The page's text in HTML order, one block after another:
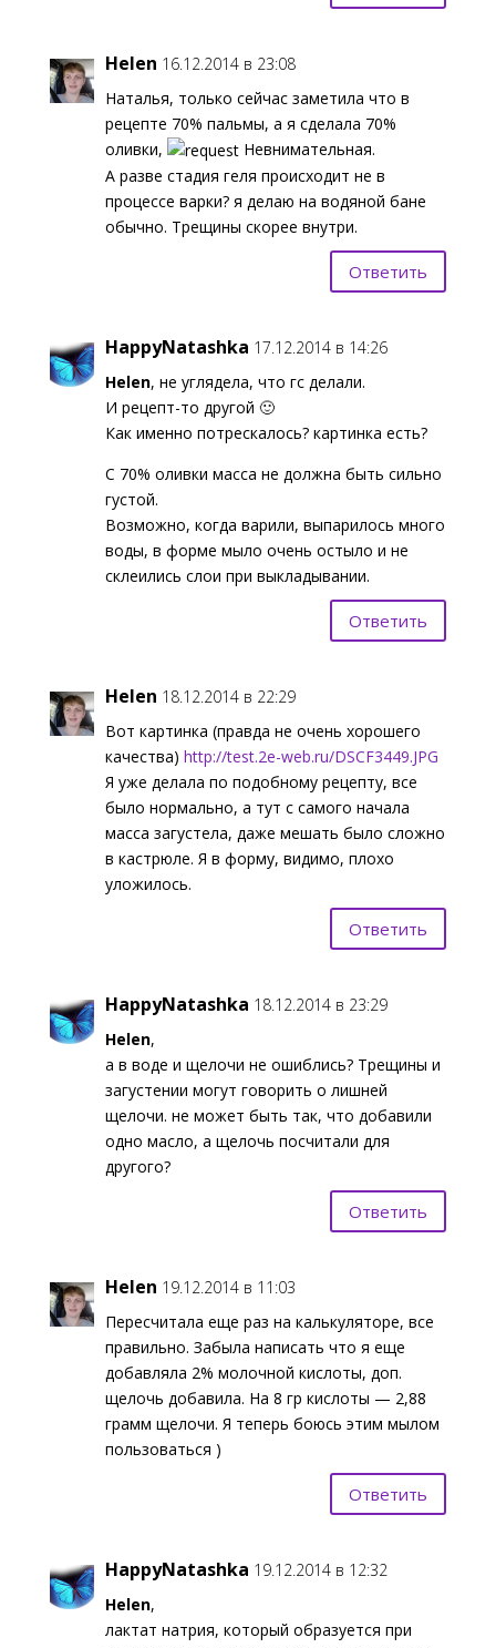
Helen 16.12.2014 в 23:08
Наталья, только сейчас заметила что в
рецепте 70% пальмы, а я сделала 70%
оливки,
Невнимательная.
А разве стадия геля происходит не в
процессе варки? я делаю на водяной бане
обычно. Трещины скорее внутри.
Ответить
HappyNatashka 17.12.2014 в 14:26
Helen, не углядела, что гс делали.
И рецепт-то другой 🙂
Как именно потрескалось? картинка есть?
С 70% оливки масса не должна быть сильно
густой.
Возможно, когда варили, выпарилось много
воды, в форме мыло очень остыло и не
склеились слои при выкладывании.
Ответить
Helen 18.12.2014 в 22:29
Вот картинка (правда не очень хорошего
качества) http://test.2e-web.ru/DSCF3449.JPG
Я уже делала по подобному рецепту, все
было нормально, а тут с самого начала
масса загустела, даже мешать было сложно
в кастрюле. Я в форму, видимо, плохо
уложилось.
Ответить
HappyNatashka 18.12.2014 в 23:29
Helen,
а в воде и щелочи не ошиблись? Трещины и
загустении могут говорить о лишней
щелочи. не может быть так, что добавили
одно масло, а щелочь посчитали для
другого?
Ответить
Helen 19.12.2014 в 11:03
Пересчитала еще раз на калькуляторе, все
правильно. Забыла написать что я еще
добавляла 2% молочной кислоты, доп.
щелочь добавила. На 8 гр кислоты — 2,88
грамм щелочи. Я теперь боюсь этим мылом
пользоваться )
Ответить
HappyNatashka 19.12.2014 в 12:32
Helen,
лактат натрия, который образуется при